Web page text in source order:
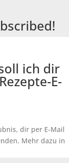
ich dir
E-
dir per E-Mail
Mehr dazu in